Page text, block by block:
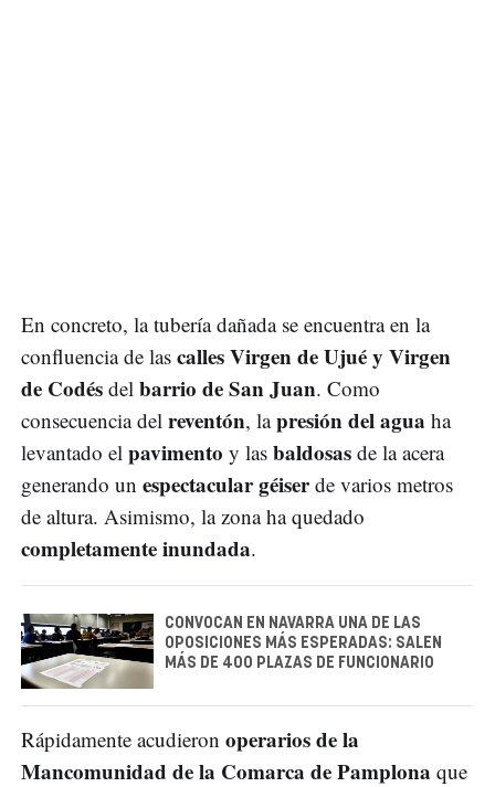
En concreto, la tubería dañada se encuentra en la
confluencia de las calles Virgen de Ujué y Virgen
de Codés del barrio de San Juan. Como
consecuencia del reventón, lapresión del agua ha
levantado el pavimento y las baldosas de la acera
generando un espectacular géiserde varios metros
de altura. Asimismo, la zona ha quedado
completamente inundada.
CONVOCAN EN NAVARRA UNA DE LAS
OPOSICIONES MÁS ESPERADAS: SALEN
MÁS DE 400 PLAZAS DE FUNCIONARIO
Rápidamente acudieron operarios de la
Mancomunidad de la Comarca de Pamplona que